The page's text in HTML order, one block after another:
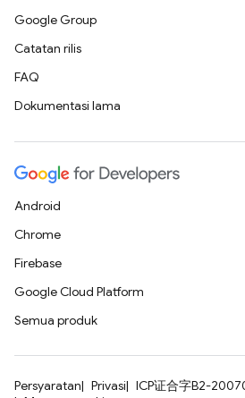
Google Group
Catatan rilis
FAQ
Dokumentasi lama
Android
Chrome
Firebase
Google Cloud Platform
Semua produk
Persyaratan Privasi
ICP证合字B2-